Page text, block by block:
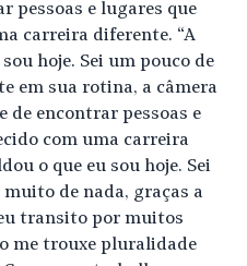
pessoas e lugares que
carreira diferente. “A
hoje. Sei um pouco de
em sua rotina, a câmera
de encontrar pessoas e
com uma carreira
o que eu sou hoje. Sei
de nada, graças a
transito por muitos
me trouxe pluralidade